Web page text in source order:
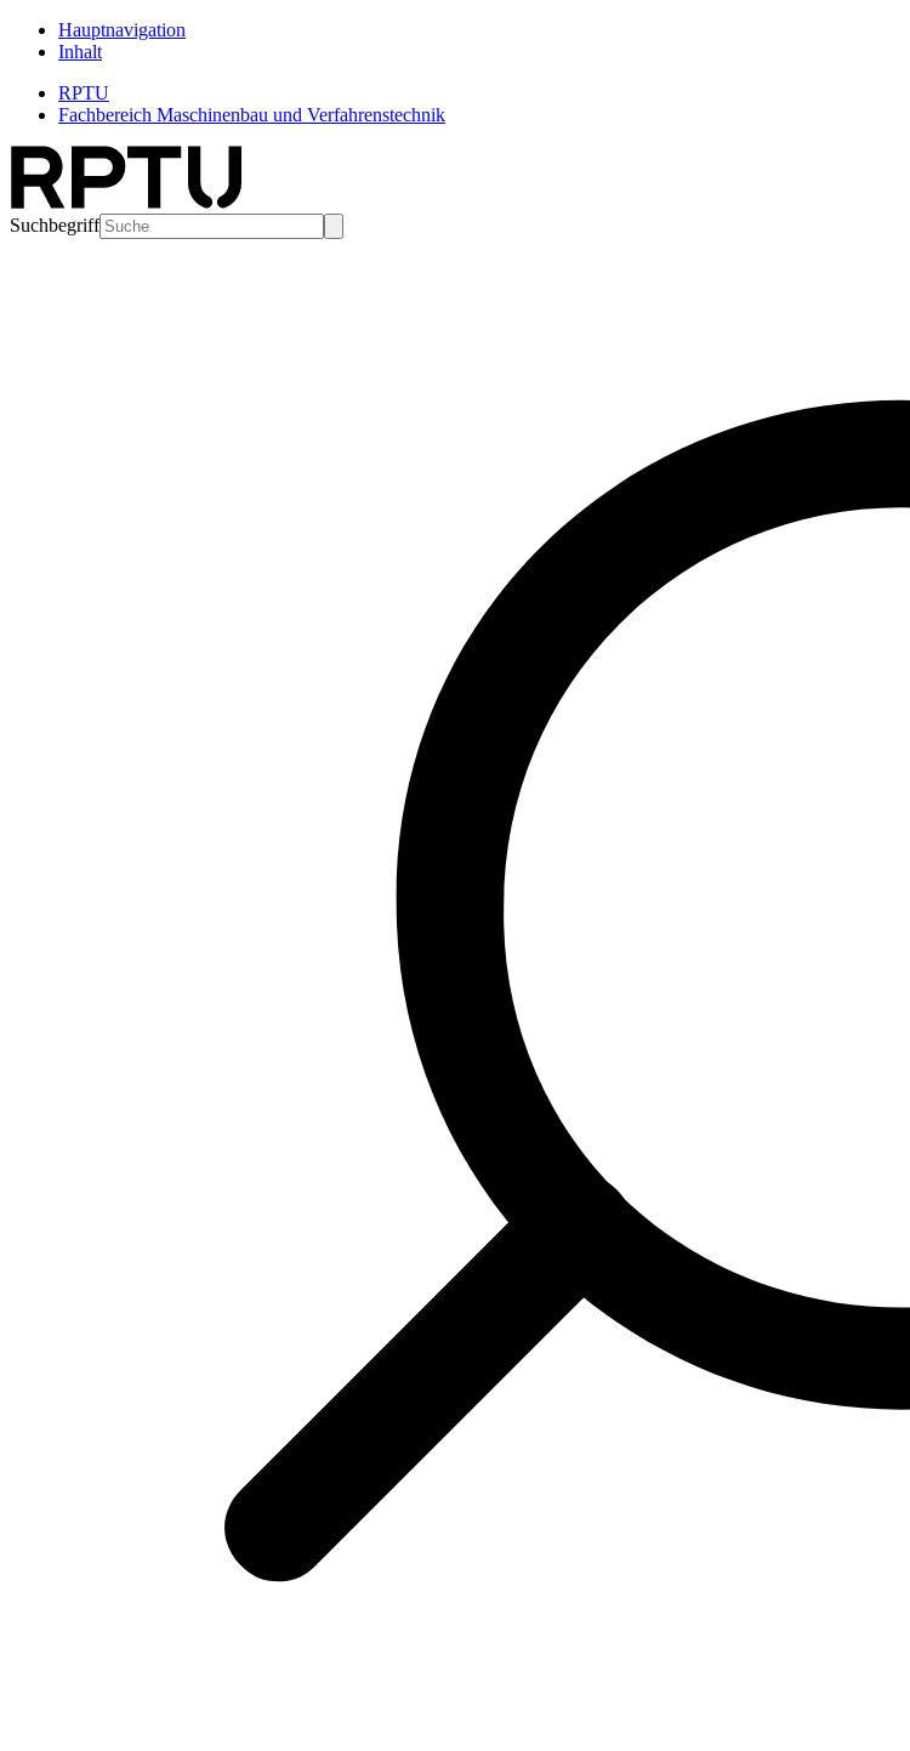
Hauptnavigation
Inhalt
RPTU
Fachbereich Maschinenbau und Verfahrenstechnik
Suchbegriff